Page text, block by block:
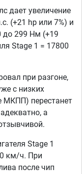
дает увеличение
(+21 hp или 7%) и
до 299 Нм (+19
Stage 1 = 17800
при разгоне,
с низких
МКПП) перестанет
а
Stage 1
км/ч. При
после чип